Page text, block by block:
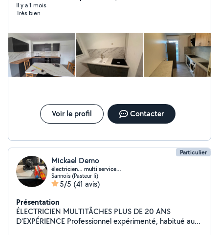
petits travaux comme : Le montage de meubles De
petites découpes bois ou ajustements La pose
maison N'hésitez pas à me contacter si vous avez
besoin d'un coup de main. Je me déplace volontiers et
je travaille avec sérieux À bientôt peut-être !
Il y a 1 mois
Très bien
Voir le profil Contacter
Particulier
Mickael Demo
électricien… multi service…
Sannois (Pasteur Ii)
5/5 (41 avis)
Présentation
ÉLECTRICIEN MULTITÂCHES PLUS DE 20 ANS
D'EXPÉRIENCE Professionnel expérimenté, habitué aux